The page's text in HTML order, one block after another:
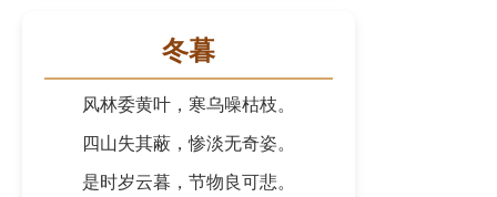
冬暮
风林委黄叶，寒乌噪枯枝。
四山失其蔽，惨淡无奇姿。
是时岁云暮，节物良可悲。